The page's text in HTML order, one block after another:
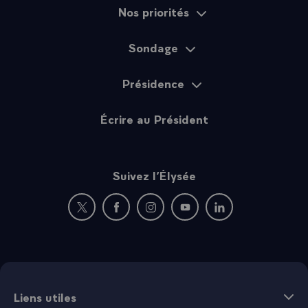
Nos priorités
Sondage
Présidence
Écrire au Président
Suivez l’Élysée
Nouvelle fenêtre : rejoignez-nous sur Twitter
Nouvelle fenêtre : rejoignez-nous sur
Nouvelle fenêtre : rejoignez-nous
Nouvelle fenêtre :
Nouvelle fenêtre :
Liens utiles